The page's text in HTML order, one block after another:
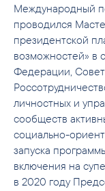
Международный
проводился
президентской
возможностей» в
Федерации,
личностных и
сообществ
социально-
запуска
включения на
в 2020 году